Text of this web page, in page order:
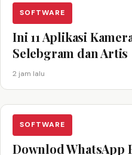
SOFTWARE
Ini 11 Aplikasi
Selebgram dan Artis
2 jam lalu
SOFTWARE
Downlod WhatsApp